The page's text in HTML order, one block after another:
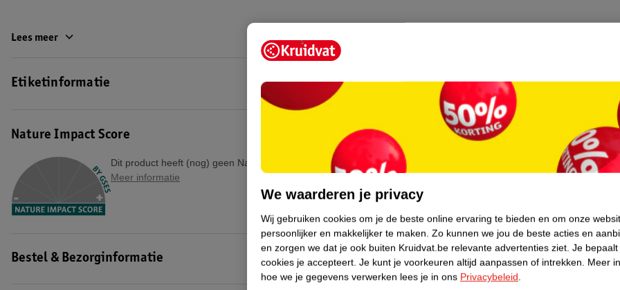
Lees meer
Etiketinformatie
Nature Impact Score
Dit product heeft (nog) geen Nature Impact Score.
Meer informatie
Bestel & Bezorginformatie
We waarderen je privacy
Wij gebruiken cookies om je de beste online ervaring te bieden en om onze
persoonlijker en makkelijker te maken. Zo kunnen we jou de beste acties en
en zorgen we dat je ook buiten Kruidvat.be relevante advertenties ziet. Je
cookies je accepteert. Je kunt je voorkeuren altijd aanpassen of intrekken. Meer
hoe we je gegevens verwerken lees je in ons Privacybeleid.